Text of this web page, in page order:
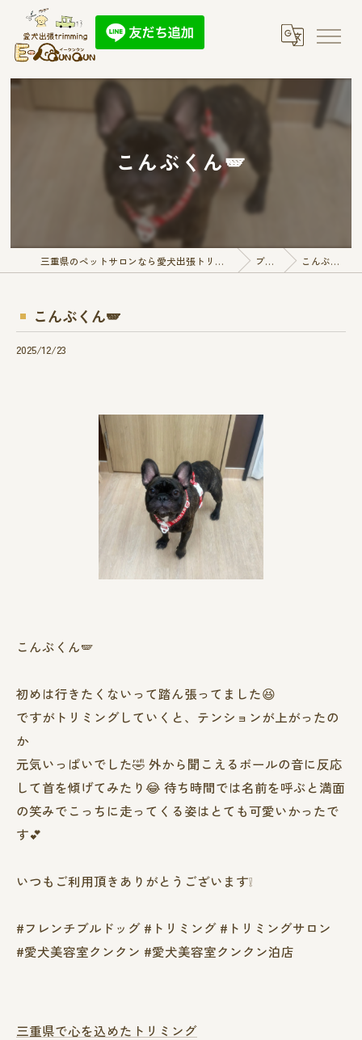
こんぶくん🪽
三重県のペットサロンなら愛犬出張トリミング E-QunQun ブログ こんぶくん🪽
こんぶくん🪽
2025/12/23
こんぶくん🪽
初めは行きたくないって踏ん張ってました😆
ですがトリミングしていくと、テンションが上がったの
か
元気いっぱいでした🤣 外から聞こえるボールの音に反応
して首を傾げてみたり😂 待ち時間では名前を呼ぶと満面
の笑みでこっちに走ってくる姿はとても可愛いかったで
す💕
いつもご利用頂きありがとうございます❕
#フレンチブルドッグ #トリミング #トリミングサロン
#愛犬美容室クンクン #愛犬美容室クンクン泊店
三重県で心を込めたトリミング